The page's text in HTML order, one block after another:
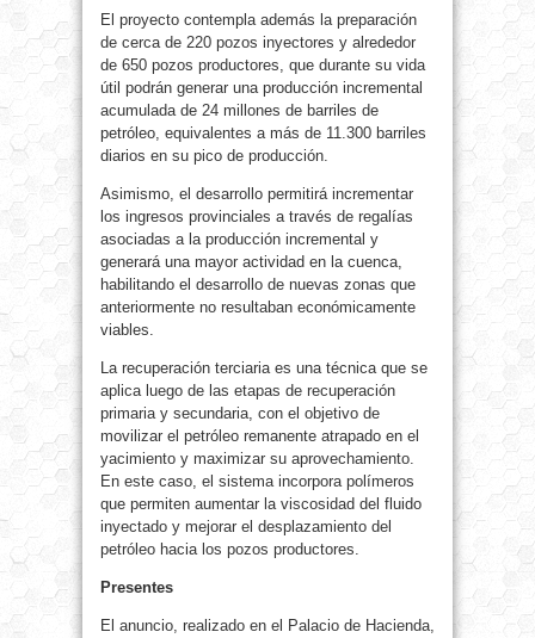
El proyecto contempla además la preparación
de cerca de 220 pozos inyectores y alrededor
de 650 pozos productores, que durante su vida
útil podrán generar una producción incremental
acumulada de 24 millones de barriles de
petróleo, equivalentes a más de 11.300 barriles
diarios en su pico de producción.
Asimismo, el desarrollo permitirá incrementar
los ingresos provinciales a través de regalías
asociadas a la producción incremental y
generará una mayor actividad en la cuenca,
habilitando el desarrollo de nuevas zonas que
anteriormente no resultaban económicamente
viables.
La recuperación terciaria es una técnica que se
aplica luego de las etapas de recuperación
primaria y secundaria, con el objetivo de
movilizar el petróleo remanente atrapado en el
yacimiento y maximizar su aprovechamiento.
En este caso, el sistema incorpora polímeros
que permiten aumentar la viscosidad del fluido
inyectado y mejorar el desplazamiento del
petróleo hacia los pozos productores.
Presentes
El anuncio, realizado en el Palacio de Hacienda,